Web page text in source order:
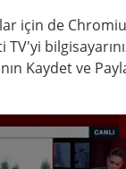
için de
TV'yi
Kaydet ve